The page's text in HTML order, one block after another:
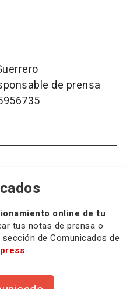
de prensa
online de tu
tus notas de prensa o
de Comunicados de
press